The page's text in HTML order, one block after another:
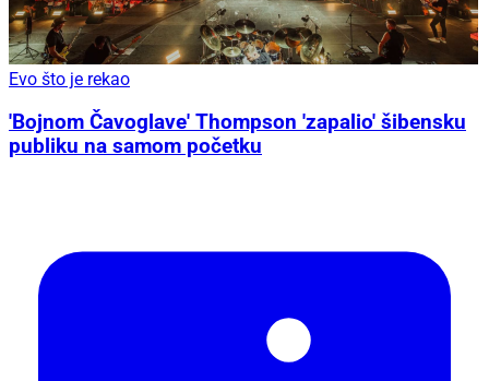
Evo što je rekao
'Bojnom Čavoglave' Thompson 'zapalio' šibensku
publiku na samom početku